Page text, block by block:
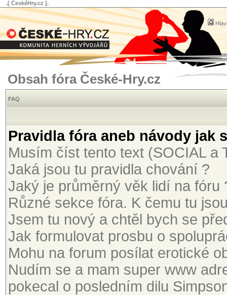
.[ ČeskéHry.cz ].
Obsah fóra České-Hry.cz
FAQ
Pravidla fóra aneb návody jak
Musím číst tento text (SOCIAL a
Jaká jsou tu pravidla chování ?
Jaký je průměrný věk lidí na fóru
Různé sekce fóra. K čemu tu
Jsem tu nový a chtěl bych se
Jak formulovat prosbu o
Mohu na forum posílat erotické
Nudím se a mam super www
pokecal o posledním dilu